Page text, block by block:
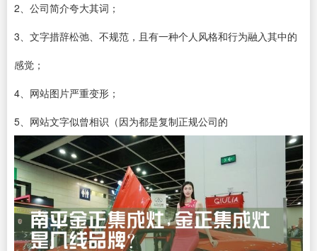
2、公司简介夸大其词；
3、文字措辞松弛、不规范，且有一种个人风格和行为融入其中的
感觉；
4、网站图片严重变形；
5、网站文字似曾相识（因为都是复制正规公司的